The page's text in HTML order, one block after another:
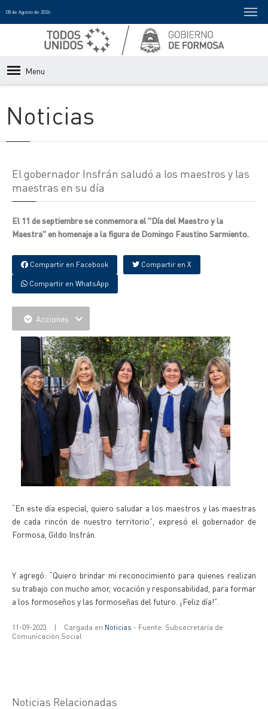
08 de Agosto de 2026
Menu
Noticias
El gobernador Insfrán saludó a los maestros y las
maestras en su día
El 11 de septiembre se conmemora el "Día del Maestro y la
Maestra" en homenaje a la figura de Domingo Faustino Sarmiento.
Compartir en Facebook Compartir en X
Compartir en WhatsApp
Acciones
“En este día especial, quiero saludar a los maestros y las maestras
de cada rincón de nuestro territorio”, expresó el gobernador de
Formosa, Gildo Insfrán.
Y agregó: “Quiero brindar mi reconocimiento para quienes realizan
su trabajo con mucho amor, vocación y responsabilidad, para formar
a los formoseños y las formoseñas del futuro. ¡Feliz día!”.
11-09-2023 | Cargada en Noticias - Fuente: Subsecretaría de
Comunicación Social
Noticias Relacionadas